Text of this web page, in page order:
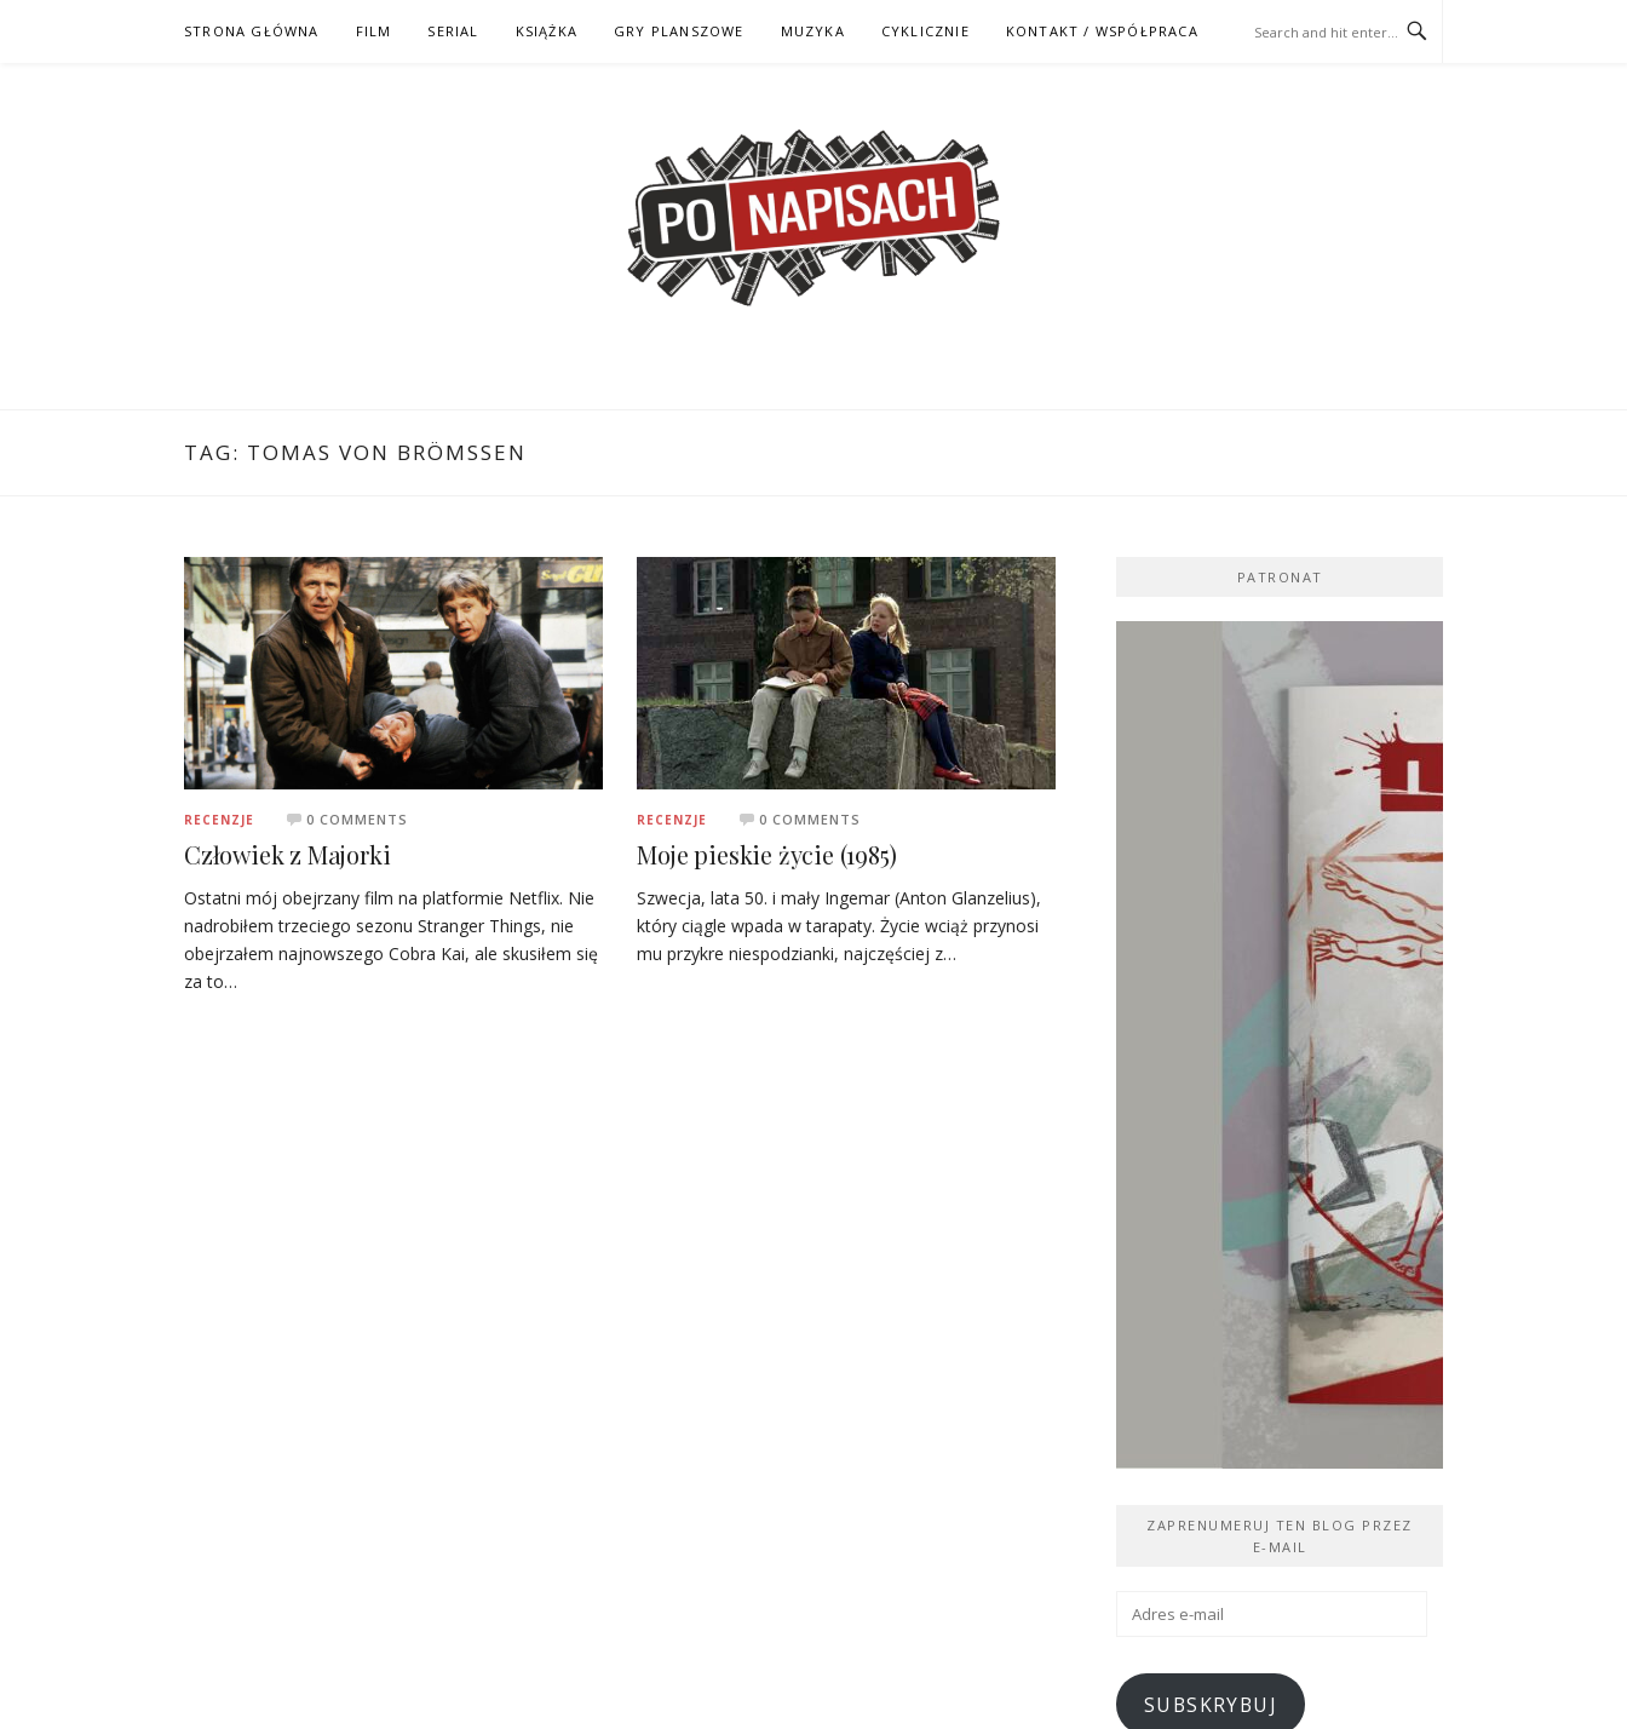
STRONA GŁÓWNA FILM SERIAL KSIĄŻKA GRY PLANSZOWE MUZYKA CYKLICZNIE KONTAKT / WSPÓŁPRACA
TAG: TOMAS VON BRÖMSSEN
RECENZJE 0 COMMENTS
Człowiek z Majorki
Ostatni mój obejrzany film na platformie Netflix. Nie
nadrobiłem trzeciego sezonu Stranger Things, nie
obejrzałem najnowszego Cobra Kai, ale skusiłem się
za to…
RECENZJE 0 COMMENTS
Moje pieskie życie (1985)
Szwecja, lata 50. i mały Ingemar (Anton Glanzelius),
który ciągle wpada w tarapaty. Życie wciąż przynosi
mu przykre niespodzianki, najczęściej z…
PATRONAT
ZAPRENUMERUJ TEN BLOG PRZEZ
E-MAIL
Adres
SUBSKRYBUJ